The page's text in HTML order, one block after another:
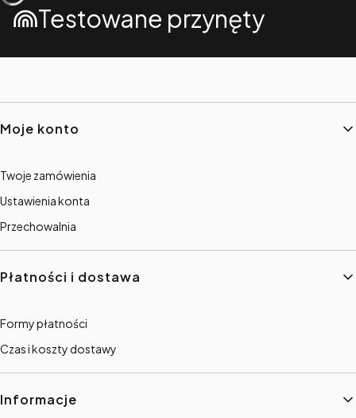
Testowane przynęty
Linki w stopce
Moje konto
Twoje zamówienia
Ustawienia konta
Przechowalnia
Płatności i dostawa
Formy płatności
Czas i koszty dostawy
Informacje